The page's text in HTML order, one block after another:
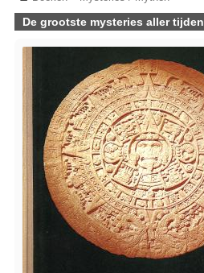
De grootste mysteries aller tijden